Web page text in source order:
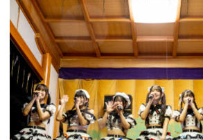
マ
ル
イ"
が
続
く
ロ
ー
見
頃
明
治